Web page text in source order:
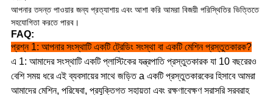
আপনার তদন্ত পাওয়ার জন্য প্রত্যাশায় এবং আশা করি আমরা বিজয়ী পরিস্থিতির ভিত্তিতে
সহযোগিতা করতে পারব।
FAQ:
প্রশ্ন 1: আপনার সংস্থাটি একটি ট্রেডিং সংস্থা বা একটি মেশিন প্রস্তুতকারক?
এ 1: আমাদের সংস্থাটি একটি প্লাস্টিকের যন্ত্রপাতি প্রস্তুতকারক যা 10 বছরেরও
বেশি সময় ধরে এই ব্যবসায়ের সাথে জড়িত a একটি প্রস্তুতকারকের হিসাবে আমরা
আমাদের মেশিন, পরিষেবা, প্রযুক্তিগত সহায়তা এবং রক্ষণাবেক্ষণ সরাসরি সরবরাহ